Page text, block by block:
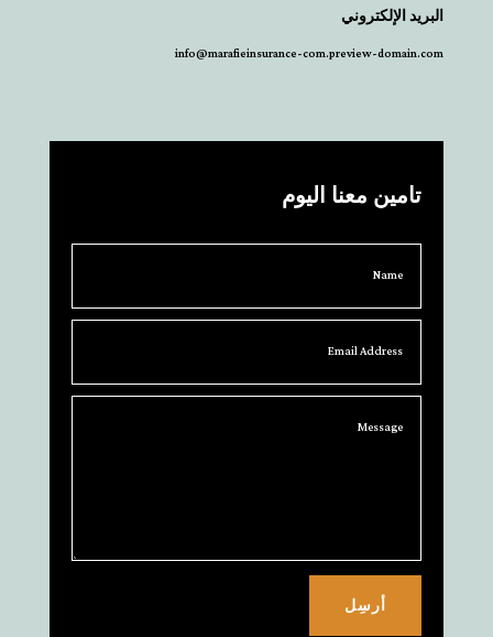
البريد الإلكتروني
info@marafieinsurance-com.preview-domain.com
تامين معنا اليوم
أرسِل